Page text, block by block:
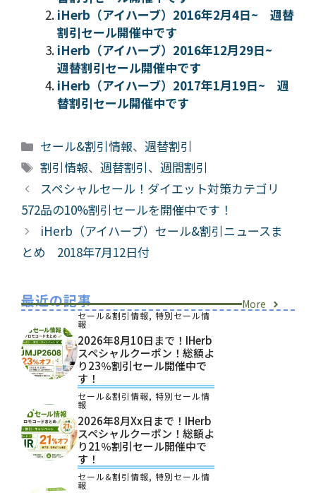
iHerb（アイハーブ）2016年2月4日~ 週替
割引セール開催中です
iHerb（アイハーブ）2016年12月29日~
週替割引セール開催中です
iHerb（アイハーブ）2017年1月19日~ 週
替割引セール開催中です
カ
テ
ゴ
リ
ー
セール&割引情報、週替割引
タ
グ
割引情報、週替割引、週間割引
スペシャルセール！ダイエット対策カテゴリ
572品の10%割引セールを開催中です！
iHerb（アイハーブ）セール&割引ニュースま
とめ 2018年7月12日付
最近の記事 More
セール&割引情報, 特別セール情
報
2026年8月10日まで！iHerb
スペシャルクーポン！総額よ
り23％割引セール開催中で
す！
セール&割引情報, 特別セール情
報
2026年8月xx日まで！iHerb
スペシャルクーポン！総額よ
り21％割引セール開催中で
す！
セール&割引情報, 特別セール情
報